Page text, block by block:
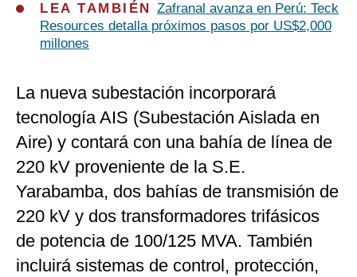
LEA TAMBIÉN Zafranal avanza en Perú: Teck
Resources detalla próximos pasos por US$2,000
millones
La nueva subestación incorporará
tecnología AIS (Subestación Aislada en
Aire) y contará con una bahía de línea de
220 kV proveniente de la S.E.
Yarabamba, dos bahías de transmisión de
220 kV y dos transformadores trifásicos
de potencia de 100/125 MVA. También
incluirá sistemas de control, protección,